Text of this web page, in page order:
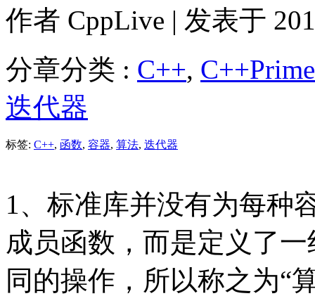
作者 CppLive | 发表于
分章分类 : C++,
迭代器
标签: C++, 函数, 容器, 算法, 迭代器
1、标准库并没有为每种
成员函数，而是定义了
同的操作，所以称之为“